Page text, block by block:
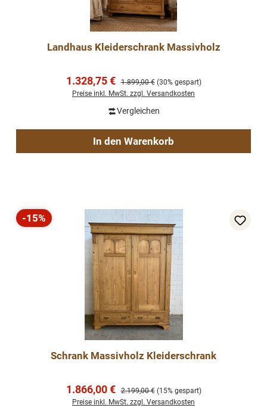
Landhaus Kleiderschrank Massivholz
Verkaufspreis:
1.328,75 € Regulärer Preis:
1.899,00 € (30% gespart)
Preise inkl. MwSt. zzgl. Versandkosten
Vergleichen
In den Warenkorb
Rabatt
-15%
Schrank Massivholz Kleiderschrank
Verkaufspreis:
1.866,00 € Regulärer Preis:
2.199,00 € (15% gespart)
Preise inkl. MwSt. zzgl. Versandkosten